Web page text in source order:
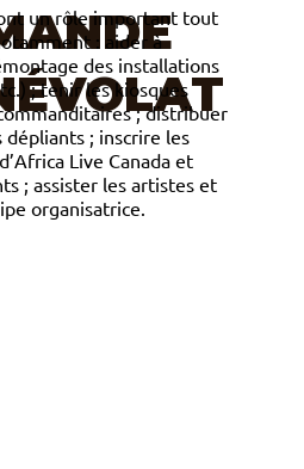
un rôle important tout
: aider à
des installations
; tenir les kiosques
; distribuer
; inscrire les
Live Canada et
; assister les artistes et
organisatrice.